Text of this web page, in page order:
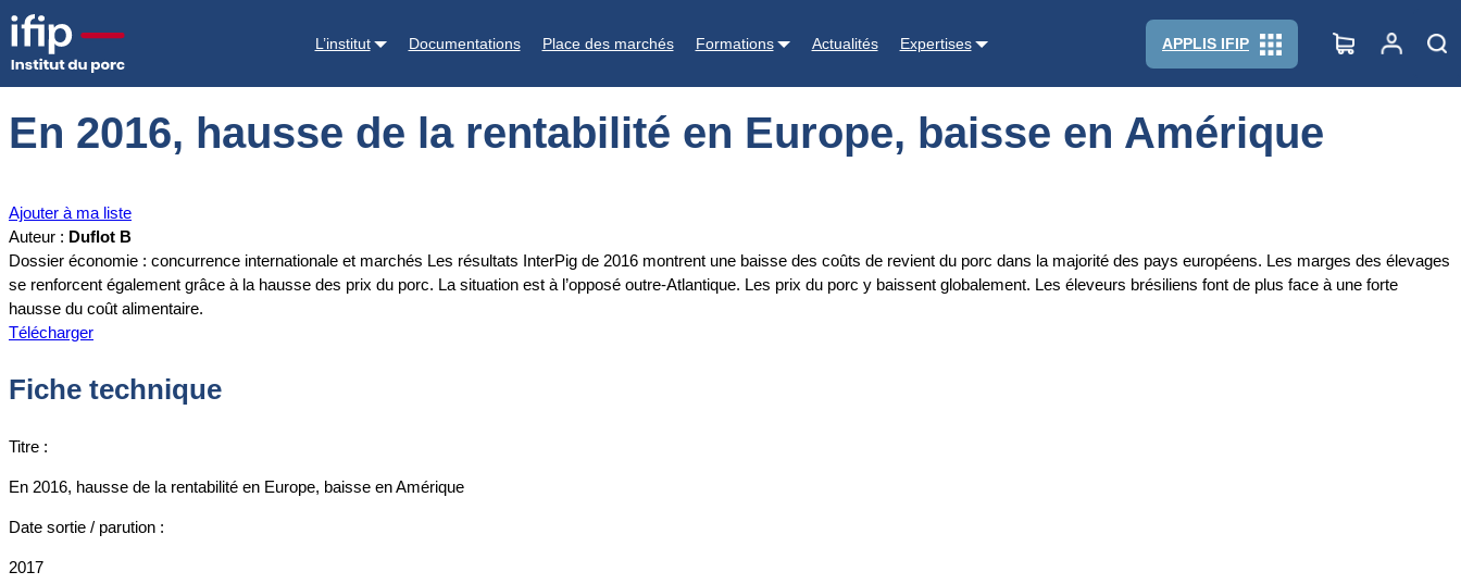
L’institut Documentations Place des marchés Formations Actualités Expertises APPLIS IFIP
Accueil Documentations
En 2016, hausse de la rentabilité en Europe, baisse en Amérique
Ajouter à ma liste
Auteur : Duflot B
Dossier économie : concurrence internationale et marchés Les résultats InterPig de 2016 montrent une baisse des coûts de revient du porc dans la majorité des pays européens. Les marges des élevages
se renforcent également grâce à la hausse des prix du porc. La situation est à l’opposé outre-Atlantique. Les prix du porc y baissent globalement. Les éleveurs brésiliens font de plus face à une forte
hausse du coût alimentaire.
Télécharger
Fiche technique
Titre :
En 2016, hausse de la rentabilité en Europe, baisse en Amérique
Date sortie / parution :
2017